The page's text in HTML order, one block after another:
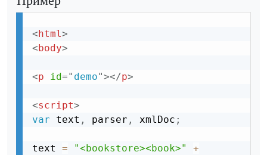
< html>
< body>
<p id=" demo"></p>
<script>
var text , parser , xmlDoc ;
text = "<bookstore><book>"
+